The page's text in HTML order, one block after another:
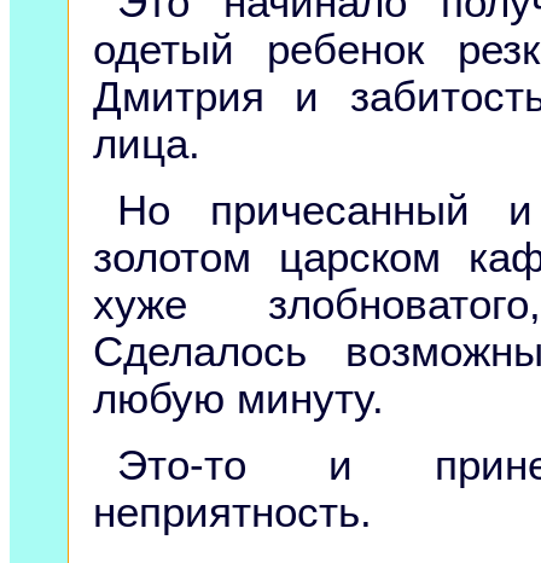
одетый ребенок
Дмитрия и
лица.
Но причесанный
золотом царском
хуже
Сделалось
любую минуту.
Это-то и
неприятность.